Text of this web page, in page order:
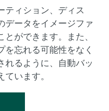
ティション、ディス
データをイメージファ
ができます。また、
を忘れる可能性をなく
れるように、自動バッ
います。